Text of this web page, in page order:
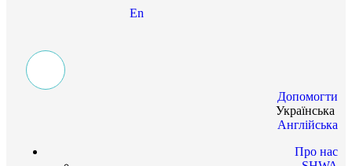
En
Допомогти
Українська
Англійська
Про нас